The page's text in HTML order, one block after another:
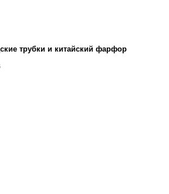
трубки и китайский фарфор